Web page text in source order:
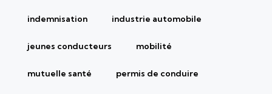
indemnisation industrie automobile
jeunes conducteurs mobilité
mutuelle santé permis de conduire